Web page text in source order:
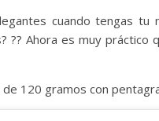
cuando tengas
?? Ahora es muy
120 gramos con